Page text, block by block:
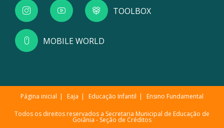
TOOLBOX
MOBILE WORLD
Página inicial Eaja Educação Infantil Ensino Fundamental
Todos os direitos reservados a Secretaria Municipal de Educação de
Goiânia - Seção de Créditos